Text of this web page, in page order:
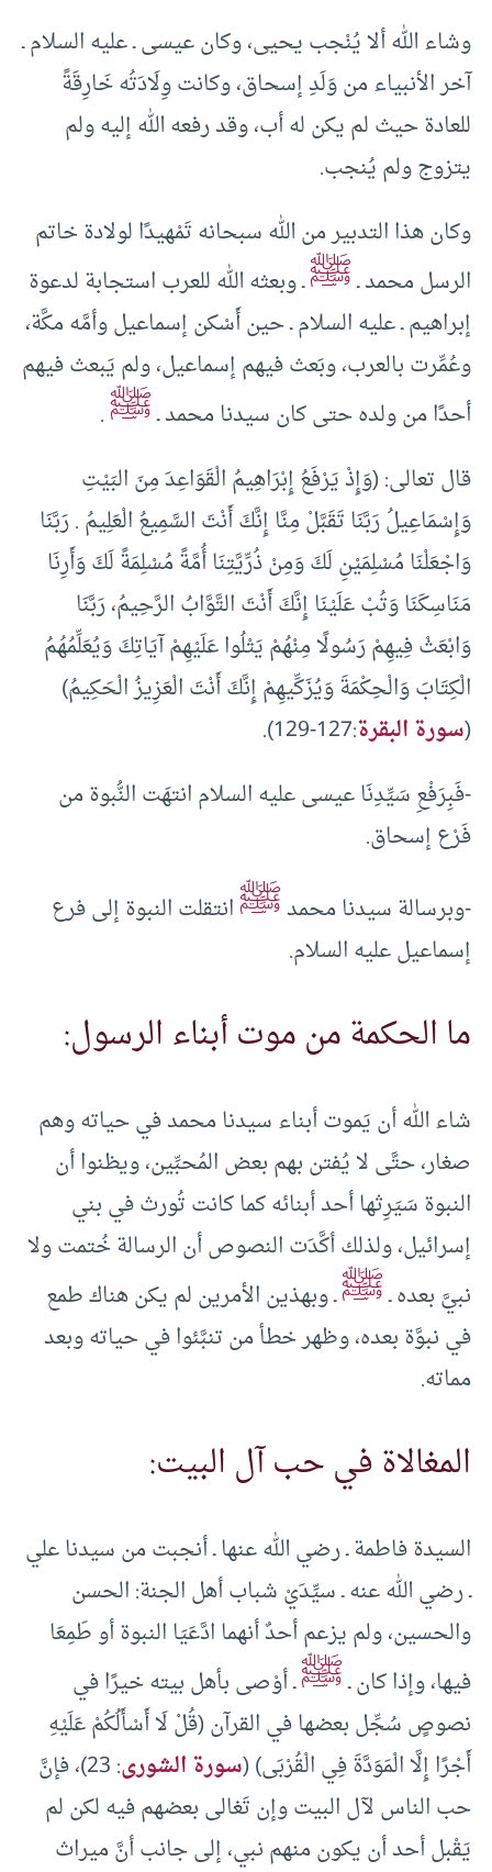
وشاء الله ألا يُنْجب يحيى، وكان عيسى ـ عليه السلام ـ
آخر الأنبياء من وَلَدِ إسحاق، وكانت وِلَادَتُه خَارِقَةً
للعادة حيث لم يكن له أب، وقد رفعه الله إليه ولم
يتزوج ولم يُنجب.
وكان هذا التدبير من الله سبحانه تَمْهيدًا لولادة خاتم
الرسل محمد ـﷺـ وبعثه الله للعرب استجابة لدعوة
إبراهيم ـ عليه السلام ـ حين أَسْكن إسماعيل وأمَّه مكَّة،
وعُمِّرت بالعرب، وبَعث فيهم إسماعيل، ولم يَبعث فيهم
أحدًا من ولده حتى كان سيدنا محمد ـﷺ.
قال تعالى: (وَإِذْ يَرْفَعُ إِبْرَاهِيمُ الْقَوَاعِدَ مِنَ البَيْتِ
وَإِسْمَاعِيلُ رَبَّنَا تَقَبَّلْ مِنَّا إِنَّكَ أَنْتَ السَّمِيعُ الْعَلِيمُ . رَبَّنَا
وَاجْعَلْنَا مُسْلِمَيْنِ لَكَ وَمِنْ ذُرِّيَّتِنَا أُمَّةً مُسْلِمَةً لَكَ وَأَرِنَا
مَنَاسِكَنَا وَتُبْ عَلَيْنَا إِنَّكَ أَنْتَ التَّوَّابُ الرَّحِيمُ، رَبَّنَا
وَابْعَثْ فِيهِمْ رَسُولًا مِنْهُمْ يَتْلُوا عَلَيْهِمْ آيَاتِكَ وَيُعَلِّمُهُمُ
الْكِتَابَ وَالْحِكْمَةَ وَيُزَكِّيهِمْ إِنَّكَ أَنْتَ الْعَزِيزُ الْحَكِيمُ)
(سورة البقرة:127-129).
-فَبِرَفْعِ سَيِّدِنَا عيسى عليه السلام انتهَت النُّبوة من
فَرْع إسحاق.
-وبرسالة سيدنا محمدﷺانتقلت النبوة إلى فرع
إسماعيل عليه السلام.
ما الحكمة من موت أبناء الرسول:
شاء الله أن يَموت أبناء سيدنا محمد في حياته وهم
صغار، حتَّى لا يُفتن بهم بعض المُحبِّين، ويظنوا أن
النبوة سَيَرِثها أحد أبنائه كما كانت تُورث في بني
إسرائيل، ولذلك أكَّدَت النصوص أن الرسالة خُتمت ولا
نبيَّ بعده ـﷺـ وبهذين الأمرين لم يكن هناك طمع
في نبوَّة بعده، وظهر خطأ من تنبَّئوا في حياته وبعد
مماته.
المغالاة في حب آل البيت:
السيدة فاطمة ـ رضي الله عنها ـ أنجبت من سيدنا علي
ـ رضي الله عنه ـ سيِّدَيْ شباب أهل الجنة: الحسن
والحسين، ولم يزعم أحدٌ أنهما ادَّعَيَا النبوة أو طَمِعَا
فيها، وإذا كان ـﷺـ أوْصى بأهل بيته خيرًا في
نصوصٍ سُجِّل بعضها في القرآن (قُلْ لَا أَسْأَلُكُمْ عَلَيْهِ
أَجْرًا إِلَّا الْمَوَدَّةَ فِي الْقُرْبَى) (سورة الشورى
: 23)، فإنَّ
حب الناس لآل البيت وإن تَغالى بعضهم فيه لكن لم
يَقْبل أحد أن يكون منهم نبي، إلى جانب أنَّ ميراث